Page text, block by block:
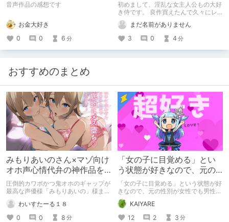
音声作品の感想です
お金大好き
0
0 6 分
初めまして、淫乱な女主人公もの大好
き侍です。 良作買えたんで久々にレ
ビュー書きます、対戦よろしくお願い
しますまだ名前がありません
3
0 4 分
おすすめのまとめ
みもりあいのさん×マゾ向け
オホ声心情代弁の神作品を
紹介したい
圧倒的カワボかつ鬼オホのギャップが
最高な声優様「みもりあいの」様まと
めですm(__)m 【マゾ向け×オホ声×心
情代弁】を軸に紹介しておりますので
少し偏った紹介となりますm(__)m
わいすたーる１８
0
0 8 分
「女の子に目覚める」とい
う状態が好きなので、元の
性別が女性でも男性でも問
題ない話
「女の子に目覚める」という状態が好
きなので、元の性別が女性でも男性で
も問題ない話
KAIYARE
12
2 3 分